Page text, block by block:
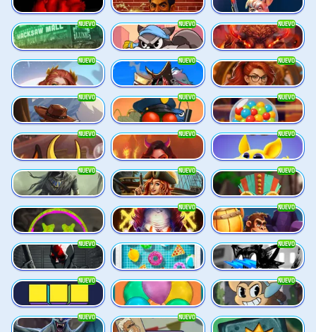
NUEVO
Nitro Nights
NUEVO
Le Hooligan
NUEVO
Darkside Prairie: Magical Beast
NUEVO
Rise of Fortuna
NUEVO
3 Cursed Chests: Hold & Win
NUEVO
Gearlab Genius
NUEVO
Great Game Rockies
NUEVO
Buzz Patrol
NUEVO
Gobstopper Grind
NUEVO
Red Rascal
NUEVO
Demon Queen
NUEVO
Magic Piggy OG
NUEVO
Sand and Ashes
NUEVO
Bonnie's Buccaneers
NUEVO
Tikitopia BoosterBelt
Chaos Crew
NUEVO
Klowns
NUEVO
Barrel Bonanza
NUEVO
Cash Crew Cash Pool
NUEVO
Beam Boys
NUEVO
Balloons
NUEVO
Amazing Miceketeers
NUEVO NUEVO